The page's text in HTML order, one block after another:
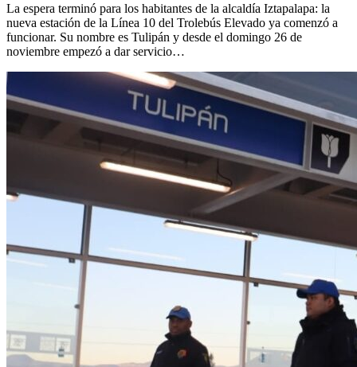
La espera terminó para los habitantes de la alcaldía Iztapalapa: la
nueva estación de la Línea 10 del Trolebús Elevado ya comenzó a
funcionar. Su nombre es Tulipán y desde el domingo 26 de
noviembre empezó a dar servicio…